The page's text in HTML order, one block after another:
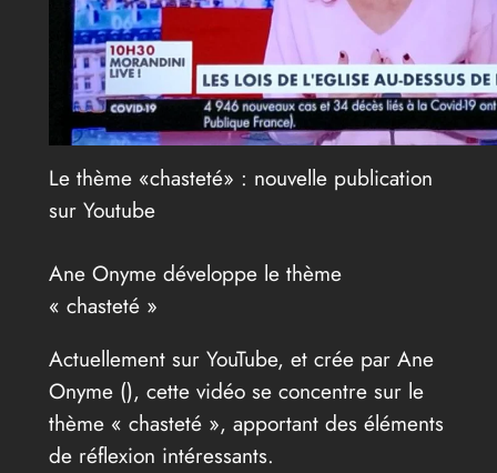
Le thème «chasteté» : nouvelle publication
sur Youtube
Ane Onyme développe le thème
« chasteté »
Actuellement sur YouTube, et crée par Ane
Onyme (), cette vidéo se concentre sur le
thème « chasteté », apportant des éléments
de réflexion intéressants.